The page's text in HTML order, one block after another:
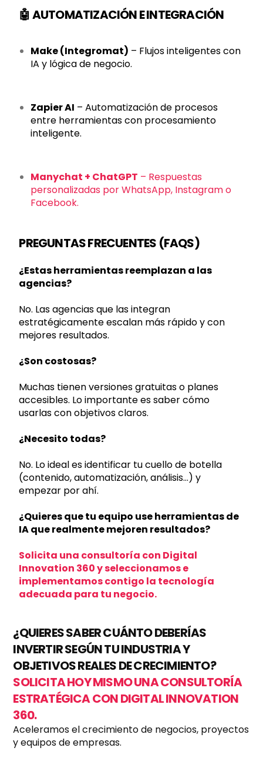
🤖 AUTOMATIZACIÓN E INTEGRACIÓN
Make (Integromat) – Flujos inteligentes con
IA y lógica de negocio.
Zapier AI – Automatización de procesos
entre herramientas con procesamiento
inteligente.
Manychat + ChatGPT – Respuestas
personalizadas por WhatsApp, Instagram o
Facebook.
PREGUNTAS FRECUENTES (FAQS)
¿Estas herramientas reemplazan a las
agencias?
No. Las agencias que las integran
estratégicamente escalan más rápido y con
mejores resultados.
¿Son costosas?
Muchas tienen versiones gratuitas o planes
accesibles. Lo importante es saber cómo
usarlas con objetivos claros.
¿Necesito todas?
No. Lo ideal es identificar tu cuello de botella
(contenido, automatización, análisis…) y
empezar por ahí.
¿Quieres que tu equipo use herramientas de
IA que realmente mejoren resultados?
Solicita una consultoría con Digital
Innovation 360 y seleccionamos e
implementamos contigo la tecnología
adecuada para tu negocio.
¿QUIERES SABER CUÁNTO DEBERÍAS
INVERTIR SEGÚN TU INDUSTRIA Y
OBJETIVOS REALES DE CRECIMIENTO?
SOLICITA HOY MISMO UNA CONSULTORÍA
ESTRATÉGICA CON DIGITAL INNOVATION
360.
Aceleramos el crecimiento de negocios, proyectos
y equipos de empresas.